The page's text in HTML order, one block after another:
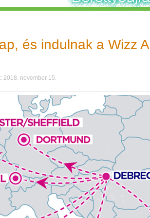
és indulnak a Wizz
2018. november 15.